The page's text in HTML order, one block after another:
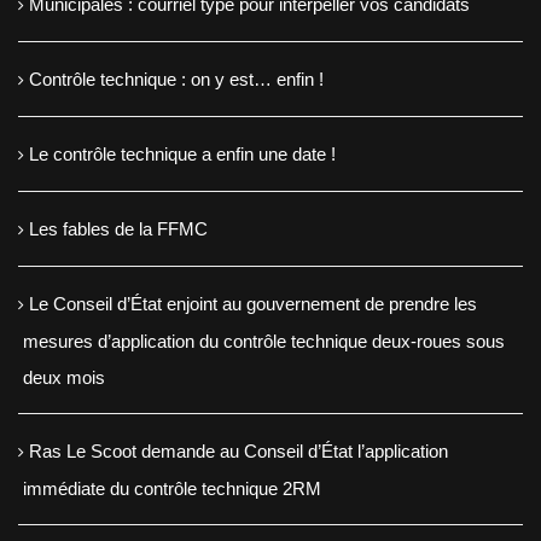
Contrôle technique : on y est… enfin !
Le contrôle technique a enfin une date !
Les fables de la FFMC
Le Conseil d’État enjoint au gouvernement de prendre les
mesures d’application du contrôle technique deux-roues sous
deux mois
Ras Le Scoot demande au Conseil d’État l’application
immédiate du contrôle technique 2RM